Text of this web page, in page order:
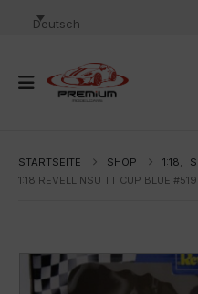
Deutsch
STARTSEITE SHOP 1:18,
1:18 REVELL NSU TT CUP BLUE